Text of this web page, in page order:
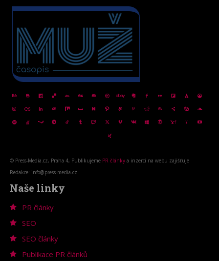
© Press-Media.cz, Praha 4, Publikujeme PR články a inzerci na webu zajišťuje
Redakce: info@press-media.cz
Naše linky
PR články
SEO
SEO články
Publikace PR článků